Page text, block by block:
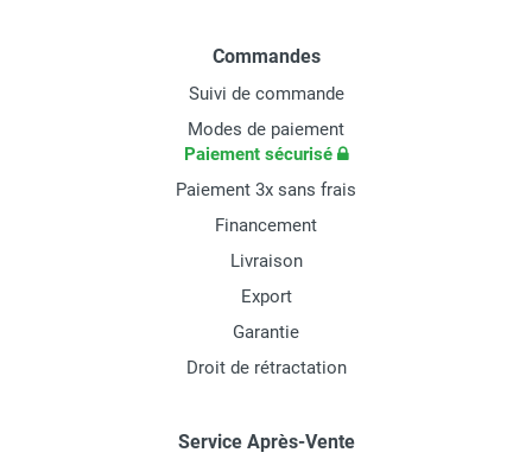
Commandes
Suivi de commande
Modes de paiement
Paiement sécurisé
Paiement 3x sans frais
Financement
Livraison
Export
Garantie
Droit de rétractation
Service Après-Vente